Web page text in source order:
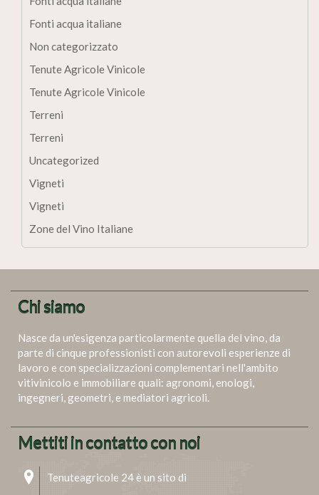
Fonti acqua italiane
Non categorizzato
Tenute Agricole Vinicole
Tenute Agricole Vinicole
Terreni
Terreni
Uncategorized
Vigneti
Vigneti
Zone del Vino Italiane
Chi siamo
Nasce da un'esigenza particolarmente quella del vino, da
parte di cinque professionisti con autorevoli esperienze di
lavoro e con specializzazioni complementari nell'ambito
vitivinicolo e immobiliare quali: agronomi, enologi,
ingegneri, geometri, e mediatori agricoli.
Mettiti in contatto con noi
Tenuteagricole 24 è un sito di